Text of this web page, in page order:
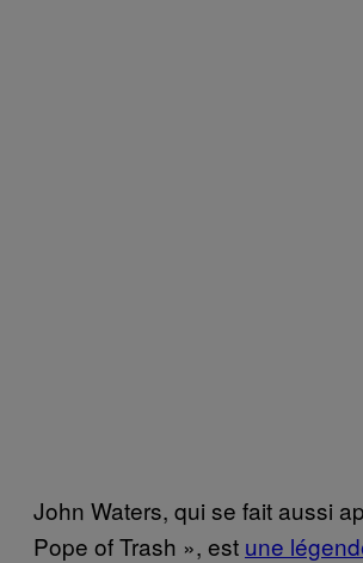
John Waters, qui se fait aussi
Pope of Trash », est une